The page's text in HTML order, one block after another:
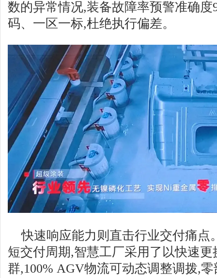
数的异常情况,装备故障率预警准确度
码、一区一标,杜绝执行偏差。
快速响应能力则直击行业交付痛点
短交付周期,智慧工厂采用了以快速
群,100% AGV物流可动态调整调拨,